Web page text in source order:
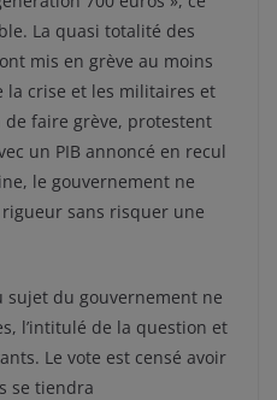
La quasi totalité des
mis en grève au moins
la crise et les militaires et
faire grève, protestent
un PIB annoncé en recul
le gouvernement ne
sans risquer une
sujet du gouvernement ne
l’intitulé de la question et
Le vote est censé avoir
se tiendra